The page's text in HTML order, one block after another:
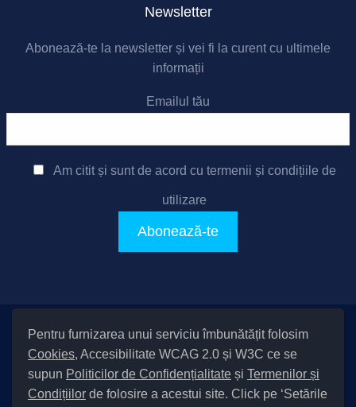
Pentru furnizarea unui serviciu îmbunătățit folosim
Cookies, Accesibilitate WCAG 2.0 și W3C ce se
supun Politicilor de Confidențialitate și Termenilor și
Condițiilor de folosire a acestui site. Click pe ‘Setările
Newsletter
Abonează-te la newsletter și vei fi la curent cu ultimele
informații
Emailul tău
Am citit și sunt de acord cu termenii și condițiile de
utilizare
Setări Cookies și Accesibilitate
Informare cu privire la prelucrarea datelor | Politică de utilizare
cookies|Termeni și condiții de utilizare a site-ului
Politică de